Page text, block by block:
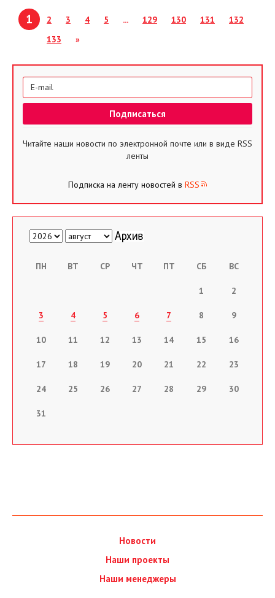
1 2 3 4 5 ... 129 130 131
132
133
»
Читайте наши новости по электронной почте или в виде RSS
ленты
Подписка на ленту новостей в RSS
ПН ВТ СР ЧТ ПТ СБ ВС
1 2
3 4 5 6 7 8 9
10 11 12 13 14 15 16
17 18 19 20 21 22 23
24 25 26 27 28 29 30
31
Новости
Наши проекты
Наши менеджеры